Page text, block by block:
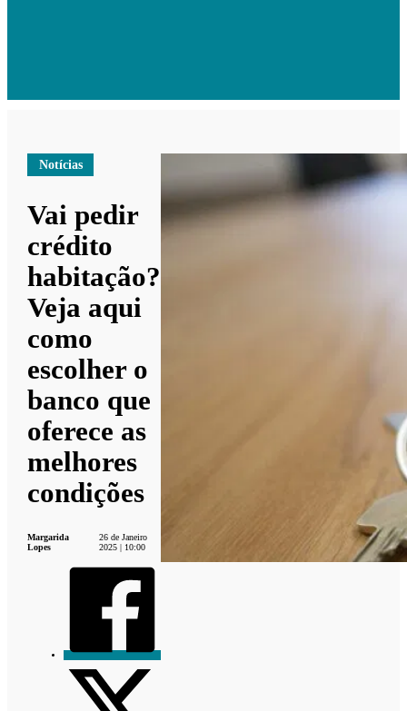
Notícias
Vai pedir
crédito
habitação?
Veja aqui
como
escolher o
banco que
oferece as
melhores
condições
Margarida
Lopes
26 de Janeiro
2025 | 10:00